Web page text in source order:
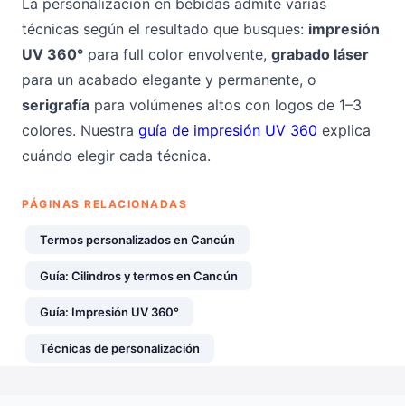
La personalización en bebidas admite varias
técnicas según el resultado que busques: impresión
UV 360° para full color envolvente, grabado láser
para un acabado elegante y permanente, o
serigrafía para volúmenes altos con logos de 1–3
colores. Nuestra guía de impresión UV 360 explica
cuándo elegir cada técnica.
PÁGINAS RELACIONADAS
Termos personalizados en Cancún
Guía: Cilindros y termos en Cancún
Guía: Impresión UV 360°
Técnicas de personalización